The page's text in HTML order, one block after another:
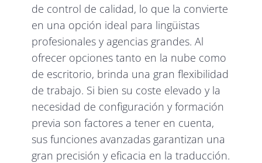
de control de calidad, lo que la convierte
en una opción ideal para lingüistas
profesionales y agencias grandes. Al
ofrecer opciones tanto en la nube como
de escritorio, brinda una gran flexibilidad
de trabajo. Si bien su coste elevado y la
necesidad de configuración y formación
previa son factores a tener en cuenta,
sus funciones avanzadas garantizan una
gran precisión y eficacia en la traducción.